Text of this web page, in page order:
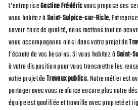
L’entrepriseGastine Frédéricvous propose ses
vous habitez àSaint-Sulpice-sur-Risle.
savoir-faire de qualité, nous mettons tout en
vous accompagnons ainsi dans votre projet de
l’écoute de vos besoins. Si vous habitez àSaint-
à votre disposition pour vous transmettre les
votre projet deTravaux publics. Notre métier est
partager avec vous renforce encore plus notre
équipe est qualifiée et travaille avec propreté et